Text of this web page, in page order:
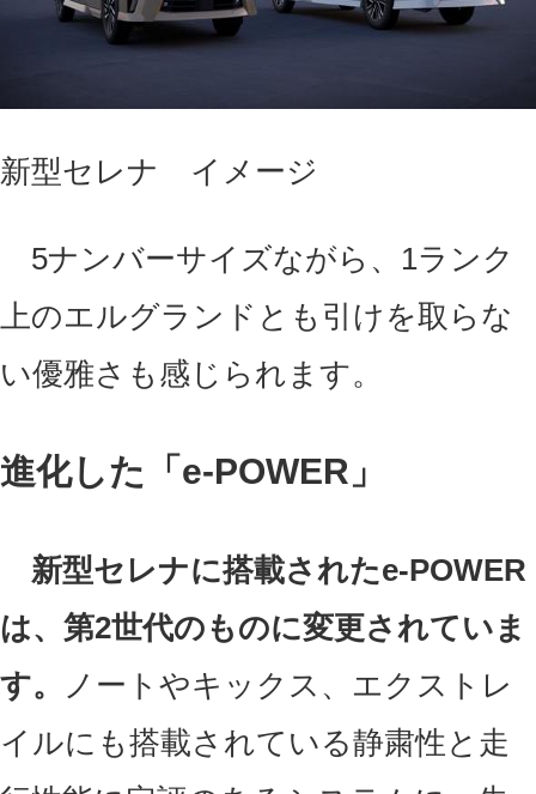
新型セレナ イメージ
5ナンバーサイズながら、1ランク
上のエルグランドとも引けを取らな
い優雅さも感じられます。
進化した「e-POWER」
新型セレナに搭載されたe-POWER
は、第2世代のものに変更されていま
す。
ノートやキックス、エクストレ
イルにも搭載されている静粛性と走